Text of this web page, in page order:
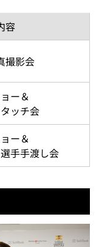
容
撮影会
ー＆
ッチ会
ー＆
手手渡し会